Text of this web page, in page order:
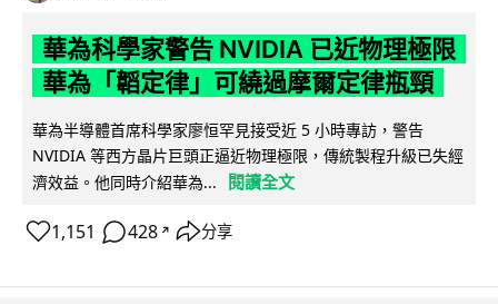
華為科學家警告 NVIDIA 已近物理極限
華為「韜定律」可繞過摩爾定律瓶頸
華為半導體首席科學家廖恒罕見接受近 5 小時專訪，警告
NVIDIA 等西方晶片巨頭正逼近物理極限，傳統製程升級已失經
濟效益。他同時介紹華為...
閱讀全文
1,151 428 ↗ 分享